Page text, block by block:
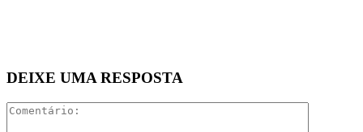
DEIXE UMA RESPOSTA